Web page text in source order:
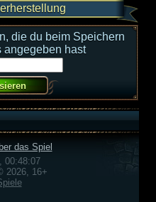
die du beim Speichern
angegeben hast
das Spiel
00:48:07
2026, 16+